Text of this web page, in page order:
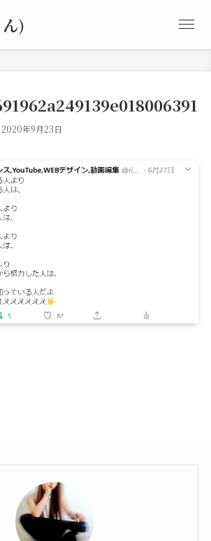
)
2020年9月23日